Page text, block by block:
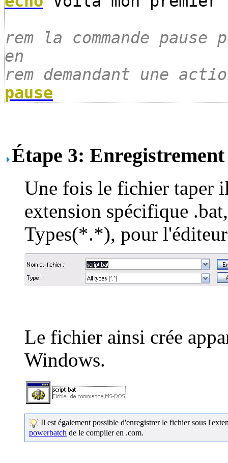
rem la commande
en
rem demandant une
pause
Étape 3: Enregistrement
Une fois le fichier taper
extension spécifique
Types(*.*), pour
Le fichier ainsi crée
Windows.
Il est également possible d'enregistrer le fichier sous
powerbatch de le compiler en .com.